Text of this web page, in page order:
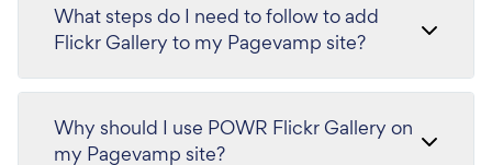
What steps do I need to follow to add
Flickr Gallery to my Pagevamp site?
Why should I use POWR Flickr Gallery on
my Pagevamp site?